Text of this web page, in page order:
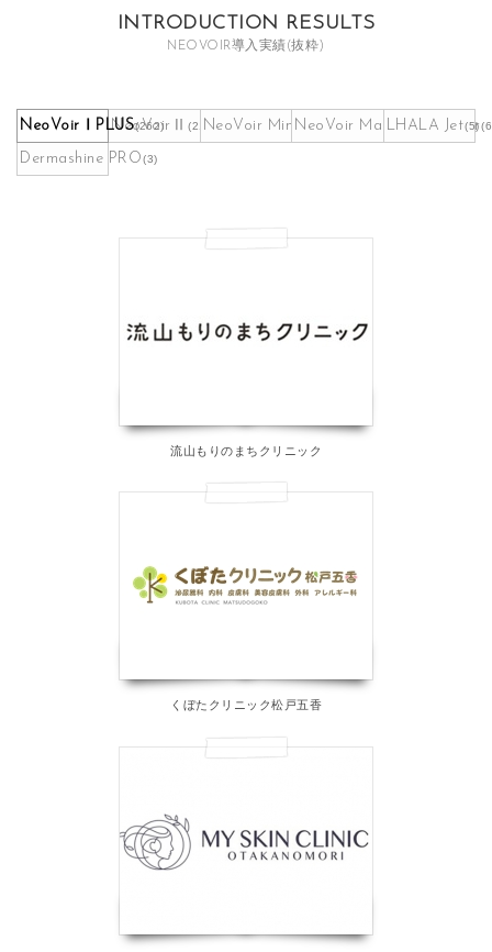
INTRODUCTION RESULTS
NEOVOIR導入実績(抜粋)
NeoVoirⅠPLUS(262)
NeoVoirⅡ (21)NeoVoir Mini(9)
NeoVoir Maskpack Maker
LHALA Jet(5)
Dermashine PRO(3)
流山もりのまちクリニック
くぼたクリニック松戸五香